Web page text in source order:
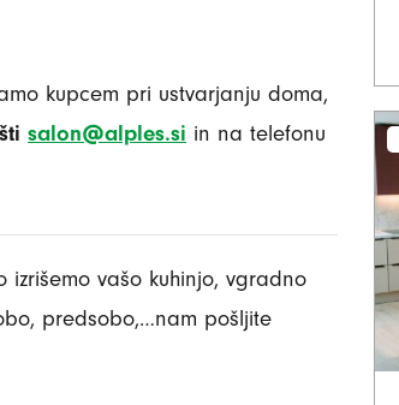
kupcem pri ustvarjanju doma,
salon@alples.si in na telefonu
vašo kuhinjo, vgradno
predsobo,…nam pošljite